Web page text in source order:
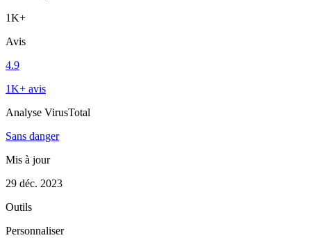
1K+
Avis
4.9
1K+ avis
Analyse VirusTotal
Sans danger
Mis à jour
29 déc. 2023
Outils
Personnaliser